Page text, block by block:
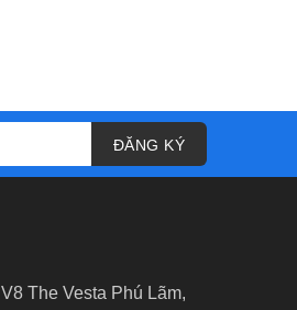
ĐĂNG KÝ
V8 The Vesta Phú Lãm,